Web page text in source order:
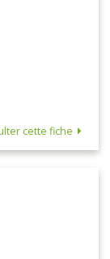
cette fiche